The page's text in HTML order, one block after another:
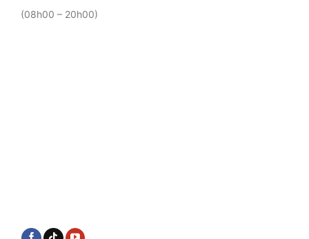
(08h00 – 20h00)